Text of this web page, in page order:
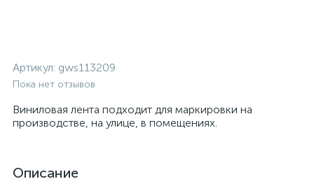
Артикул: gws113209
Пока нет отзывов
Виниловая лента подходит для маркировки на
производстве, на улице, в помещениях.
Описание